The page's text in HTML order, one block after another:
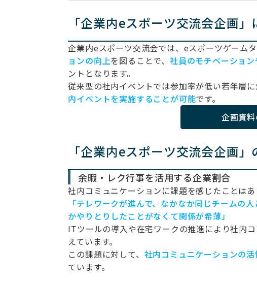
「企業内eスポーツ交流会企画」
企業内eスポーツ交流会では、eスポーツゲームタ
ョンの向上を図ることで、社員のモチベーショ
ントとなります。
従来型の社内イベントでは参加率が低い若年層
内イベントを実施することが可能です。
企画資
「企業内eスポーツ交流会企画
余暇・レク行事を活用する企業割合
社内コミュニケーションに課題を感じたことはあ
「テレワークが進んで、なかなか同じチームの
かやりとりしたことがなくて関係が希薄」
ITツールの導入や在宅ワークの推進により社内
えています。
この課題に対して、 社内コミュニケーションの
ています。